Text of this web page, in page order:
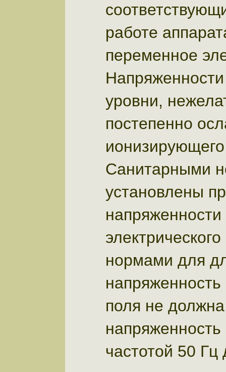
работе
переменное
уровни,
постепенно
Санитарными
установлены
напряженности
нормами для
напряженность
поля не
напряженность
частотой 50